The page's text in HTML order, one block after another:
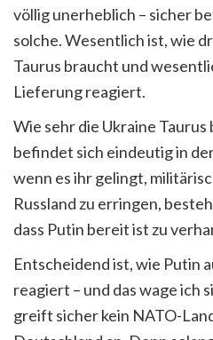
völlig unerheblich – sicher
solche. Wesentlich ist, wie
Taurus braucht und
Lieferung reagiert.
Wie sehr die Ukraine Taurus
befindet sich eindeutig in
wenn es ihr gelingt,
Russland zu erringen,
dass Putin bereit ist zu
Entscheidend ist, wie Putin
reagiert – und das wage ich
greift sicher kein NATO-